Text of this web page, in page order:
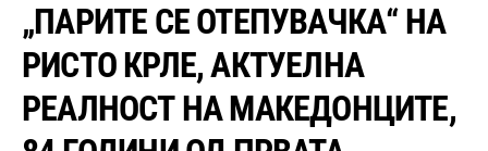
„ПАРИТЕ СЕ ОТЕПУВАЧКА“ НА
РИСТО КРЛЕ, АКТУЕЛНА
РЕАЛНОСТ НА МАКЕДОНЦИТЕ,